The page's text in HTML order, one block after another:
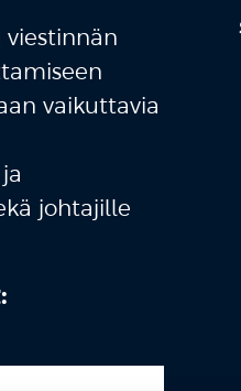
viestinnän
vaikuttavia
johtajille